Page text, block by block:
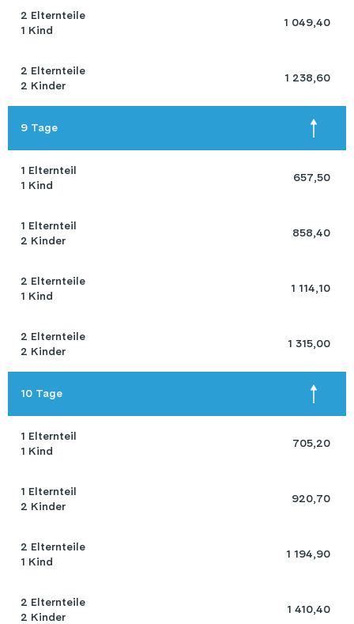
2 Elternteile
1 Kind
1 049,40
2 Elternteile
2 Kinder
1 238,60
9 Tage
1 Elternteil
1 Kind
657,50
1 Elternteil
2 Kinder
858,40
2 Elternteile
1 Kind
1 114,10
2 Elternteile
2 Kinder
1 315,00
10 Tage
1 Elternteil
1 Kind
705,20
1 Elternteil
2 Kinder
920,70
2 Elternteile
1 Kind
1 194,90
2 Elternteile
2 Kinder
1 410,40